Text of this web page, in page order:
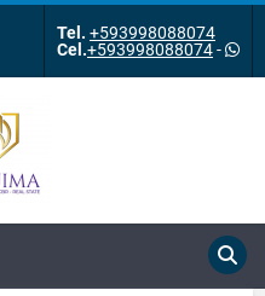
Tel. +593998088074
Cel.+593998088074-